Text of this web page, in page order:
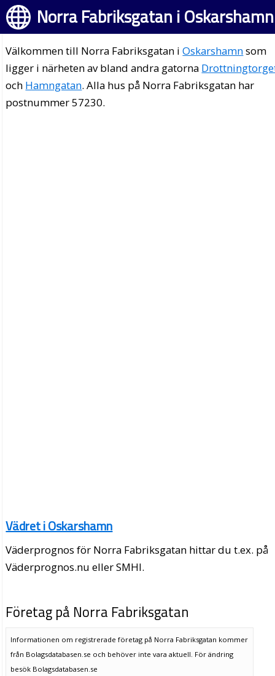
Norra Fabriksgatan i Oskarshamn
Välkommen till Norra Fabriksgatan iOskarshamnsom
ligger i närheten av bland andra gatorna
och Hamngatan. Alla hus på Norra Fabriksgatan har
postnummer 57230.
Vädret i Oskarshamn
Väderprognos för Norra Fabriksgatan hittar du t.ex. på
Väderprognos.nu eller SMHI.
Företag på Norra Fabriksgatan
Informationen om registrerade företag på Norra Fabriksgatan kommer
från Bolagsdatabasen.se och behöver inte vara aktuell. För ändring
besök Bolagsdatabasen.se